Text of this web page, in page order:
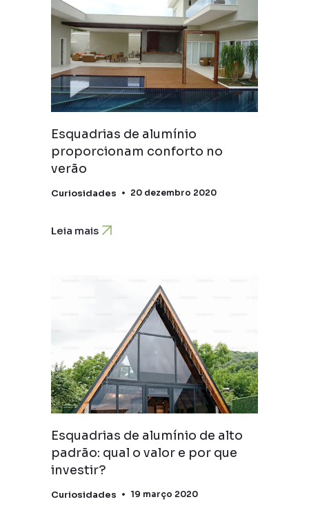
Esquadrias de alumínio
proporcionam conforto no
verão
Curiosidades 20 dezembro 2020
Leia mais
Esquadrias de alumínio de alto
padrão: qual o valor e por que
investir?
Curiosidades 19 março 2020